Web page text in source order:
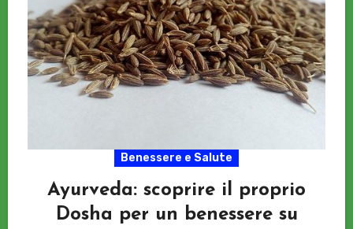
Benessere e Salute
Ayurveda: scoprire il proprio
Dosha per un benessere su